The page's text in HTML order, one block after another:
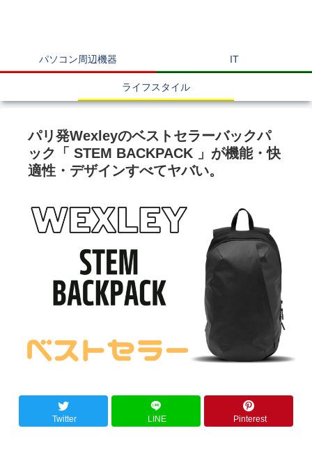
パソコン周辺機器 IT
ライフスタイル
パリ発Wexleyのベストセラーバックパ
ック「 STEM BACKPACK 」が機能・快
適性・デザインすべてヤバい。
Twitter LINE Pinterest